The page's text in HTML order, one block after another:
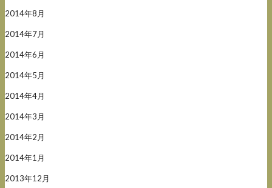
2014年8月
2014年7月
2014年6月
2014年5月
2014年4月
2014年3月
2014年2月
2014年1月
2013年12月